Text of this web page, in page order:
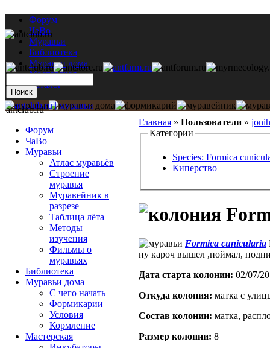
Форум
ЧаВо
Муравьи
Библиотека
Муравьи дома
Мастерская
Каталог
Главная » Пользователи »
Категории
Species: Formica
Киперство
Formica cunicularia
ну кароч вышел ,поймал,
Дата старта кoлонии: 02/07/
Откуда кoлония: матка с
Состав кoлонии: матка,
Размер кoлонии: 8
antclub.ru
Форум
ЧаВо
Муравьи
Атлас муравьёв
Строение
муравья
Муравейник в
разрезе
Таблица лёта
Методы
изучения
Фильмы о
муравьях
Библиотека
Муравьи дома
С чего начать
Формикарии
Условия
Кормление
Мастерская